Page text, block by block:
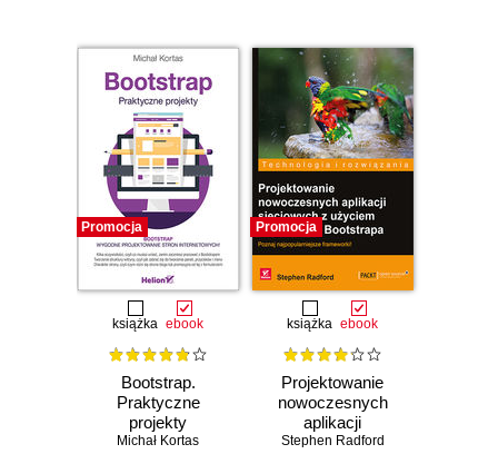
Promocja
książka ebook
Bootstrap.
Praktyczne
projekty
Michał Kortas
Promocja
książka ebook
Projektowanie
nowoczesnych
aplikacji
sieciowych z
Stephen Radford